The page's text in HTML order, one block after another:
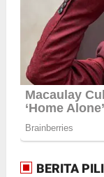
BERITA